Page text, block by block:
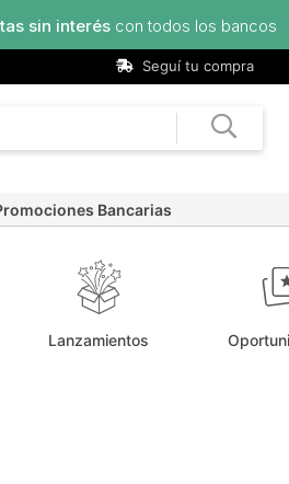
sin interés con todos los bancos
Seguí tu compra
Bancarias
Lanzamientos